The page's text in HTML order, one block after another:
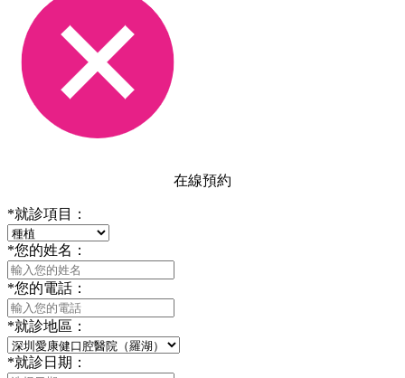
在線預約
*就診項目：
*您的姓名：
*您的電話：
*就診地區：
*就診日期：